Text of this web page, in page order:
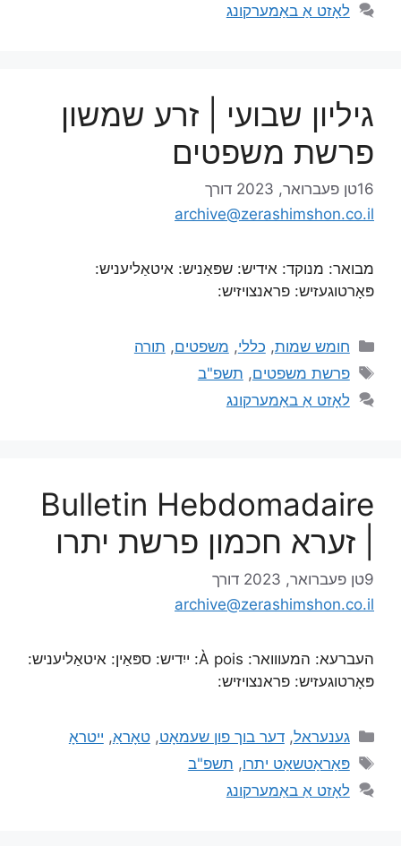
לאָזט אַ באַמערקונג
גיליון שבועי | זרע שמשון
פרשת משפטים
16טן פעברואר, 2023
דורך
archive@zerashimshon.co.il
מבואר: מנוקד: אידיש: שפּאַניש: איטאַליעניש:
פּאָרטוגעזיש: פראנצויזיש:
חומש שמות, כללי, משפטים, תורה
פרשת משפטים, תשפ"ב
לאָזט אַ באַמערקונג
Bulletin Hebdomadaire
| זערא חכמון פרשת יתרו
9טן פעברואר, 2023
דורך
archive@zerashimshon.co.il
העברעא: המעווואר: À pois: ייִדיש: ספּאַין: איטאַליעניש:
פּאָרטוגעזיש: פראנצויזיש:
גענעראל,דער בוך פון שעמאָט,טאָראַ, ייטראָ
פּאַראַטשאַט יתרו, תשפ"ב
לאָזט אַ באַמערקונג